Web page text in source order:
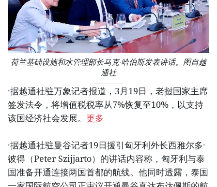
荷兰基础设施和水管理部长马克·哈伯斯发表讲话。图自越
通社
·据越通社驻万象记者报道，3月19日，老挝国家主席
签发法令，将增值税税率从7%恢复至10%，以支持
该国经济社会发展。 更多
·据越通社驻曼谷记者19日援引匈牙利外长西雅尔多·
彼得（Peter Szijjarto）的讲话内容称，匈牙利与泰
国准备开通连接两国首都的航线。他同时透露，泰国